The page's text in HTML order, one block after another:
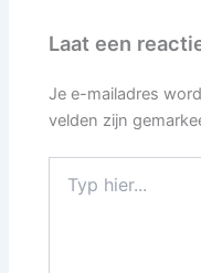
Laat een
Je e-mailadres
velden zijn
hier...